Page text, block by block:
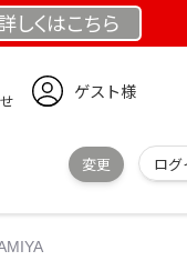
しくはこちら
ゲスト様
変更 ログ